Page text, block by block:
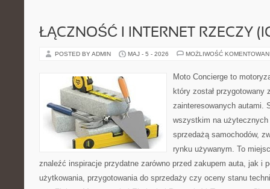
ŁĄCZNOŚĆ I INTERNET RZECZY
POSTED BY ADMIN MAJ - 5 - 2026 MOŻLIWOŚĆ
Moto Concierge to
który został przygotowany
zainteresowanych autami.
wszystkim na
sprzedażą samochodów,
rynku używanym. To
znaleźć inspiracje przydatne zarówno przed zakupem auta, jak i
użytkowania, przygotowania do sprzedaży czy oceny stanu